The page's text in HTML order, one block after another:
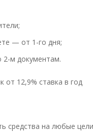
— от 1-го дня;
2-м документам.
от 12,9% ставка в год
средства на любые